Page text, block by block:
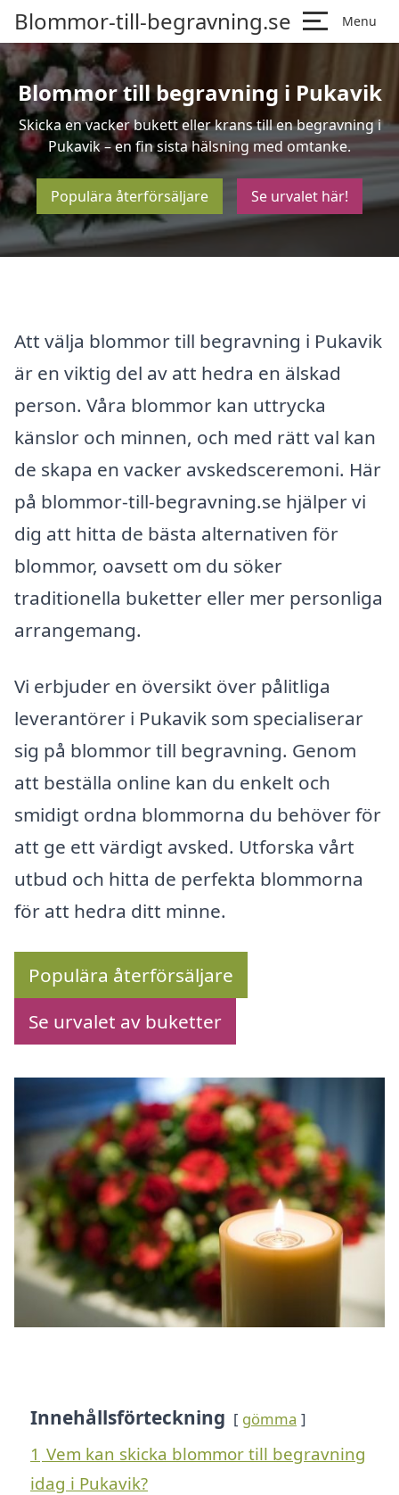
Blommor-till-begravning.se Menu
Blommor till begravning i Pukavik
Skicka en vacker bukett eller krans till en begravning i
Pukavik – en fin sista hälsning med omtanke.
Populära återförsäljare Se urvalet här!
Att välja blommor till begravning i Pukavik
är en viktig del av att hedra en älskad
person. Våra blommor kan uttrycka
känslor och minnen, och med rätt val kan
de skapa en vacker avskedsceremoni. Här
på blommor-till-begravning.se hjälper vi
dig att hitta de bästa alternativen för
blommor, oavsett om du söker
traditionella buketter eller mer personliga
arrangemang.
Vi erbjuder en översikt över pålitliga
leverantörer i Pukavik som specialiserar
sig på blommor till begravning. Genom
att beställa online kan du enkelt och
smidigt ordna blommorna du behöver för
att ge ett värdigt avsked. Utforska vårt
utbud och hitta de perfekta blommorna
för att hedra ditt minne.
Populära återförsäljare
Se urvalet av buketter
Innehållsförteckning gömma
1 Vem kan skicka blommor till begravning
idag i Pukavik?